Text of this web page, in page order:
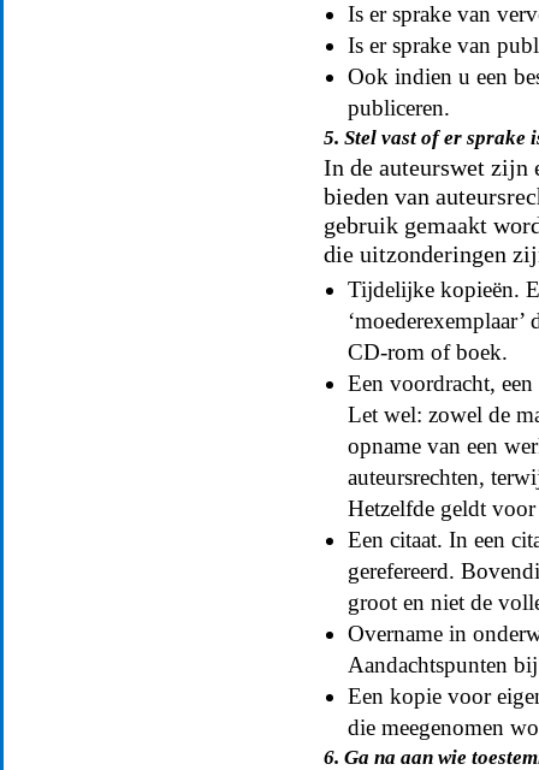
Is er sprake van
Is er sprake van
Ook indien u een
publiceren.
5. Stel vast of er sprake
In de auteurswet zijn
bieden van
gebruik gemaakt
die uitzonderingen
Tijdelijke kopieën.
CD-rom of boek.
Een voordracht,
Let wel: zowel de
opname van een
auteursrechten,
Hetzelfde geldt
Een citaat. In een
gerefereerd.
groot en niet de
Overname in
Aandachtspunten
Een kopie voor
die meegenomen
6. Ga na aan wie